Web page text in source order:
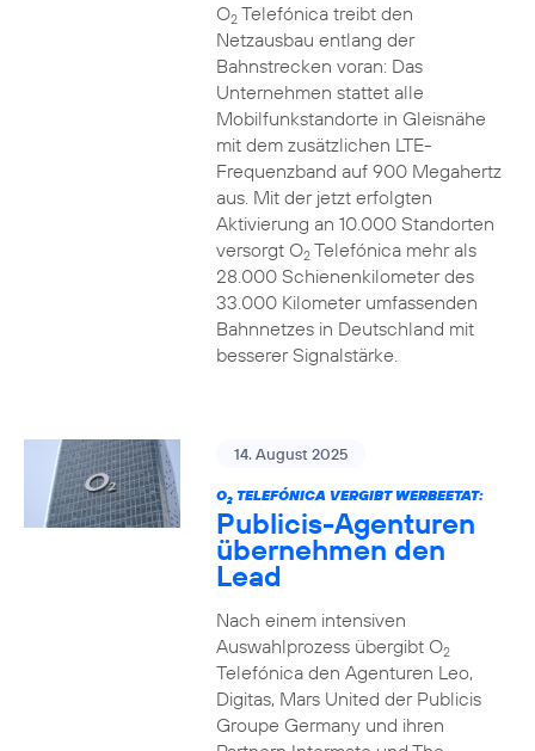
O2Telefónica treibt den
Netzausbau entlang der
Bahnstrecken voran: Das
Unternehmen stattet alle
Mobilfunkstandorte in Gleisnähe
mit dem zusätzlichen LTE-
Frequenzband auf 900 Megahertz
aus. Mit der jetzt erfolgten
Aktivierung an 10.000 Standorten
versorgt O2Telefónica mehr als
28.000 Schienenkilometer des
33.000 Kilometer umfassenden
Bahnnetzes in Deutschland mit
besserer Signalstärke.
14. August 2025
O2TELEFÓNICA VERGIBT WERBEETAT:
Publicis-Agenturen
übernehmen den
Lead
Nach einem intensiven
Auswahlprozess übergibt O2
Telefónica den Agenturen Leo,
Digitas, Mars United der Publicis
Groupe Germany und ihren